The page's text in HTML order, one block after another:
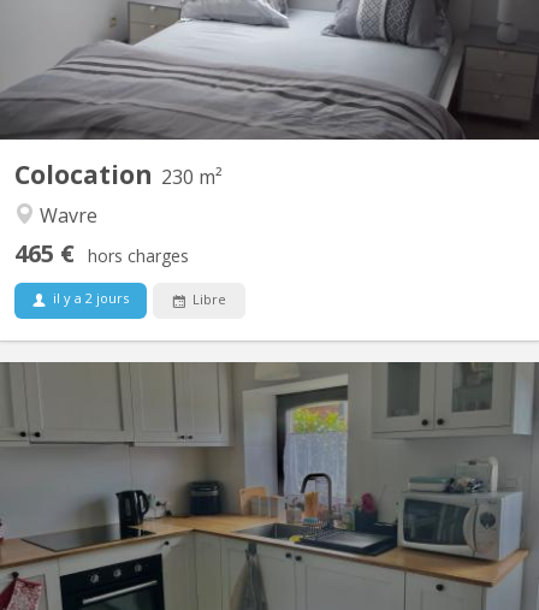
Colocation 230 m²
Wavre
465 € hors charges
il y a 2 jours Libre
grands canapés 2 fauteuils pour...
KV 2223
Duplex de 50 m2 situé à Mont-Saint-Guibert dans rue calme Rue
Demi-Lune Le rez comporte un coin cuisine et un salon. A
l'étage, se trouvent une chambre à coucher, la salle de bain
(douche) et la toilette (wc séparé) Un espace buanderie est à
disposition. Pour couple d'étudiant. e. s ou 1...